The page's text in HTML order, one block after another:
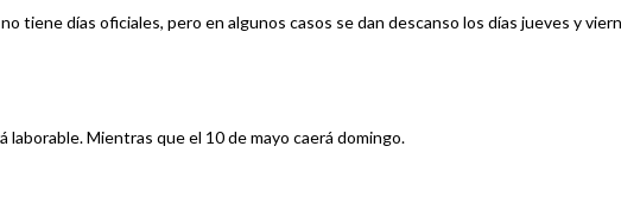
tiene días oficiales, pero en algunos casos se dan descanso los días jueves y
laborable. Mientras que el 10 de mayo caerá domingo.